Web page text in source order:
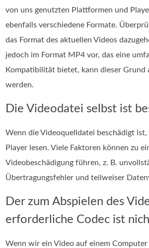
von uns genutzten Plattformen und
ebenfalls verschiedene Formate.
das Format des aktuellen Videos
jedoch im Format MP4 vor, das eine
Kompatibilität bietet, kann dieser Grund
werden.
Die Videodatei selbst ist
Wenn die Videoquelldatei beschädigt ist,
Player lesen. Viele Faktoren können zu
Videobeschädigung führen, z. B.
Übertragungsfehler und teilweiser
Der zum Abspielen des
erforderliche Codec ist
Wenn wir ein Video auf einem